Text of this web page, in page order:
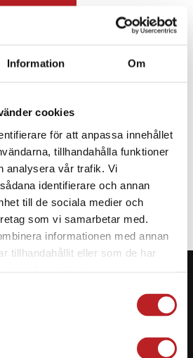
Information Om
cookies
för att anpassa innehållet
tillhandahålla funktioner
analysera vår trafik. Vi
identifierare och annan
till de sociala medier och
som vi samarbetar med.
informationen med annan
tillhandahållit eller som de har